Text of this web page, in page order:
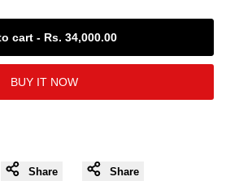
cart- Rs. 34,000.00
BUY IT NOW
Share Share